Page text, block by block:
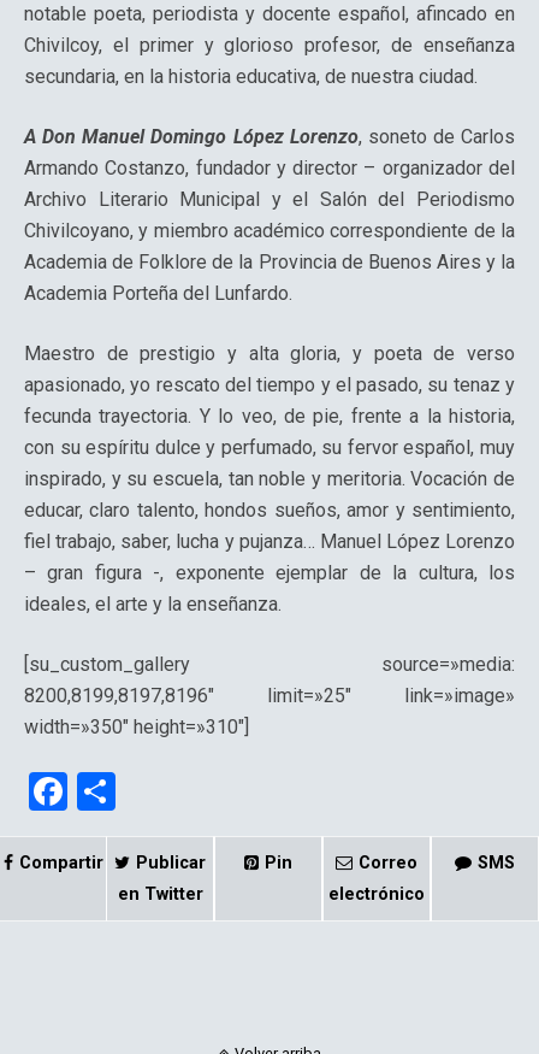
notable poeta, periodista y docente español, afincado en
Chivilcoy, el primer y glorioso profesor, de enseñanza
secundaria, en la historia educativa, de nuestra ciudad.
A Don Manuel Domingo López Lorenzo, soneto de Carlos
Armando Costanzo, fundador y director – organizador del
Archivo Literario Municipal y el Salón del Periodismo
Chivilcoyano, y miembro académico correspondiente de la
Academia de Folklore de la Provincia de Buenos Aires y la
Academia Porteña del Lunfardo.
Maestro de prestigio y alta gloria, y poeta de verso
apasionado, yo rescato del tiempo y el pasado, su tenaz y
fecunda trayectoria. Y lo veo, de pie, frente a la historia,
con su espíritu dulce y perfumado, su fervor español, muy
inspirado, y su escuela, tan noble y meritoria. Vocación de
educar, claro talento, hondos sueños, amor y sentimiento,
fiel trabajo, saber, lucha y pujanza… Manuel López Lorenzo
– gran figura -, exponente ejemplar de la cultura, los
ideales, el arte y la enseñanza.
[su_custom_gallery source=»media:
8200,8199,8197,8196″ limit=»25″ link=»image»
width=»350″ height=»310″]
F
a
ce
o
m
p
Compartir
Publicar
en Twitter
Pin
Correo
electrónico
SMS